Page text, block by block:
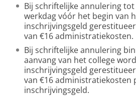
Bij schriftelijke annulering
werkdag vóór het begin van
inschrijvingsgeld
van €16 administratiekosten.
Bij schriftelijke annulering
aanvang van het college
inschrijvingsgeld
van €16 administratiekosten
inschrijvingsgeld.